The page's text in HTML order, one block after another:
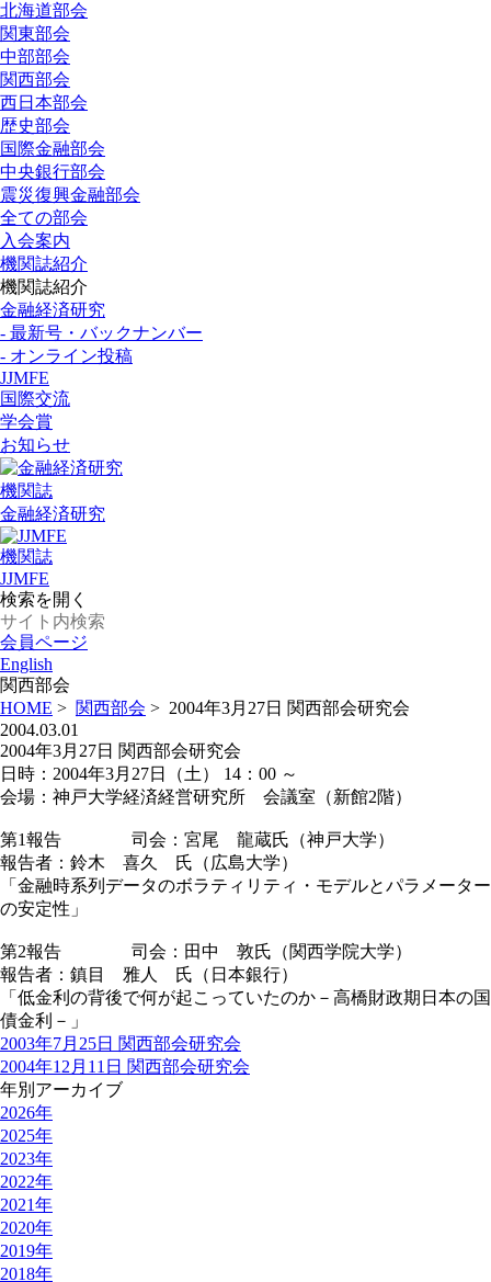
北海道部会
関東部会
中部部会
関西部会
西日本部会
歴史部会
国際金融部会
中央銀行部会
震災復興金融部会
全ての部会
入会案内
機関誌紹介
機関誌紹介
金融経済研究
- 最新号・バックナンバー
- オンライン投稿
JJMFE
国際交流
学会賞
お知らせ
機関誌
金融経済研究
機関誌
JJMFE
検索を開く
会員ページ
English
関西部会
HOME > 関西部会 > 2004年3月27日 関西部会研究会
2004.03.01
2004年3月27日 関西部会研究会
日時：2004年3月27日（土） 14：00 ～
会場：神戸大学経済経営研究所 会議室（新館2階）
第1報告 司会：宮尾 龍蔵氏（神戸大学）
報告者：鈴木 喜久 氏（広島大学）
「金融時系列データのボラティリティ・モデルとパラメーター
の安定性」
第2報告 司会：田中 敦氏（関西学院大学）
報告者：鎮目 雅人 氏（日本銀行）
「低金利の背後で何が起こっていたのか－高橋財政期日本の国
債金利－」
2003年7月25日 関西部会研究会
2004年12月11日 関西部会研究会
年別アーカイブ
2026年
2025年
2023年
2022年
2021年
2020年
2019年
2018年